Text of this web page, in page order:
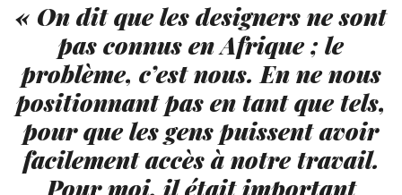
« On dit que les designers ne sont
pas connus en Afrique ; le
problème, c’est nous. En ne nous
positionnant pas en tant que tels,
pour que les gens puissent avoir
facilement accès à notre travail.
Pour moi, il était important